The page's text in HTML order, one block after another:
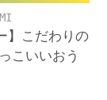
】こだわりの
こいいおう